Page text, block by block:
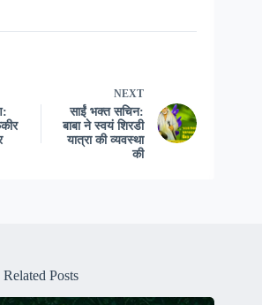
NEXT
साईं भक्त सचिन:
बाबा ने स्वयं शिरडी
यात्रा की व्यवस्था
की
Related Posts